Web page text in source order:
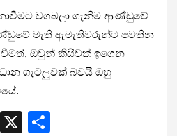
වගබලා ගැනීම ආණ්ඩුවේ
මැති ඇමැතිවරුන්ට පවතින
වීමත්, ඔවුන් කිසිවක් ඉගෙන
ගැටලුවක් බවයි ඔහු
T
X